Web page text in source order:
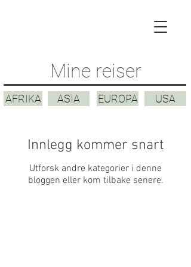
Mine reiser
AFRIKA ASIA EUROPA USA
Innlegg kommer snart
Utforsk andre kategorier i denne
bloggen eller kom tilbake senere.